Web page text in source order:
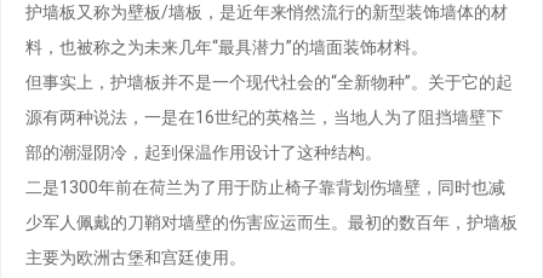
护墙板又称为壁板/墙板，是近年来悄然流行的新型装饰墙体的材
料，也被称之为未来几年“最具潜力”的墙面装饰材料。
但事实上，护墙板并不是一个现代社会的“全新物种”。关于它的起
源有两种说法，一是在16世纪的英格兰，当地人为了阻挡墙壁下
部的潮湿阴冷，起到保温作用设计了这种结构。
二是1300年前在荷兰为了用于防止椅子靠背划伤墙壁，同时也减
少军人佩戴的刀鞘对墙壁的伤害应运而生。最初的数百年，护墙板
主要为欧洲古堡和宫廷使用。